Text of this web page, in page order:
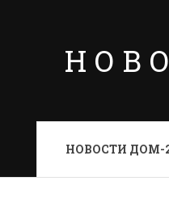
НОВОСТИ ДОМ-